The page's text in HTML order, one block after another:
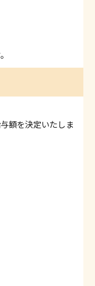
額を決定いたしま